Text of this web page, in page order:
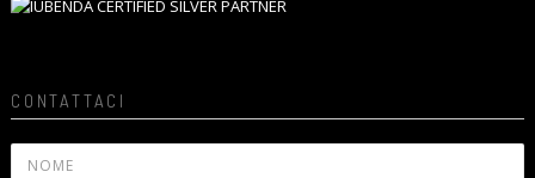
CONTATTACI